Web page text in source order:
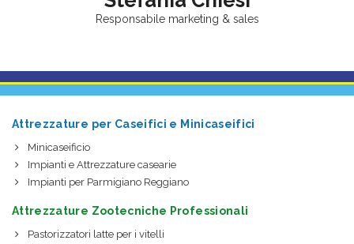
Responsabile marketing & sales
Attrezzature per Caseifici e Minicaseifici
Minicaseificio
Impianti e Attrezzature casearie
Impianti per Parmigiano Reggiano
Attrezzature Zootecniche Professionali
Pastorizzatori latte per i vitelli